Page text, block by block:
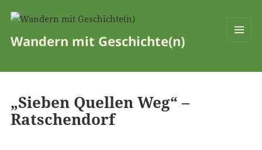
Wandern mit Geschichte(n)
„Sieben Quellen Weg“ –
Ratschendorf